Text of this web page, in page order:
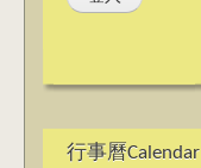
行事曆Calendar